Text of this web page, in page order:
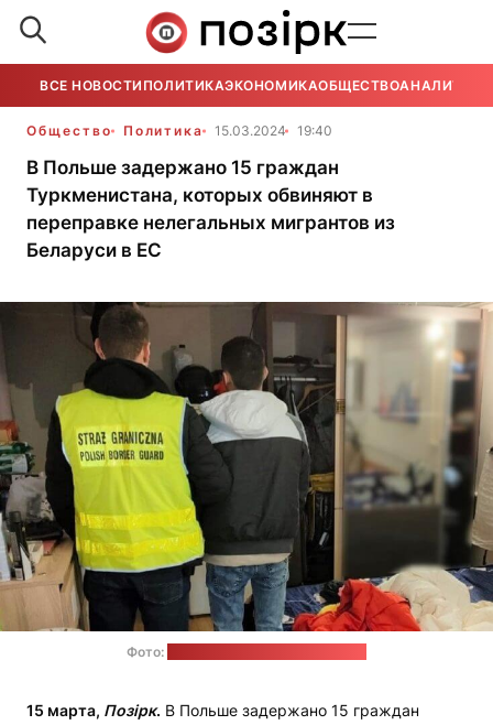
ВСЕ НОВОСТИ ПОЛИТИКАЭКОНОМИКАОБЩЕСТВОАНАЛИТИКА
Общество Политика 15.03.2024 19:40
В Польше задержано 15 граждан
Туркменистана, которых обвиняют в
переправке нелегальных мигрантов из
Беларуси в ЕС
Фото:
15 марта, Позірк. В Польше задержано 15 граждан